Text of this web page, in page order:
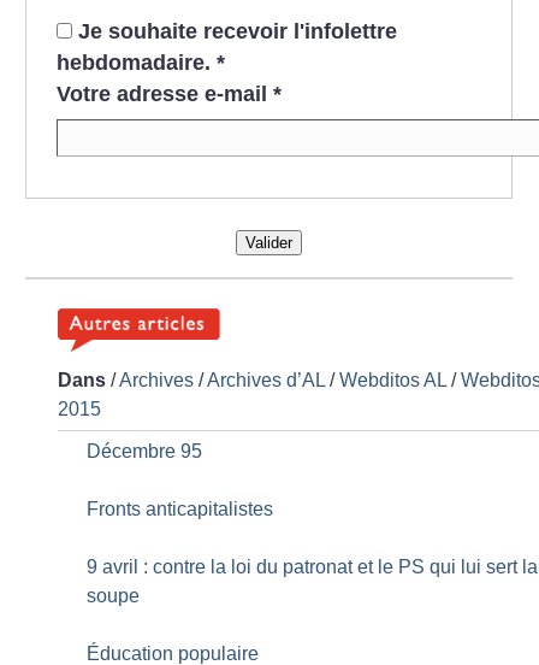
Je souhaite recevoir l'infolettre
hebdomadaire. *
Votre adresse e-mail *
Valider
Dans /Archives /Archives d’AL /Webditos AL /
2015
Décembre 95
Fronts anticapitalistes
9 avril : contre la loi du patronat et le PS qui lui sert la
soupe
Éducation populaire